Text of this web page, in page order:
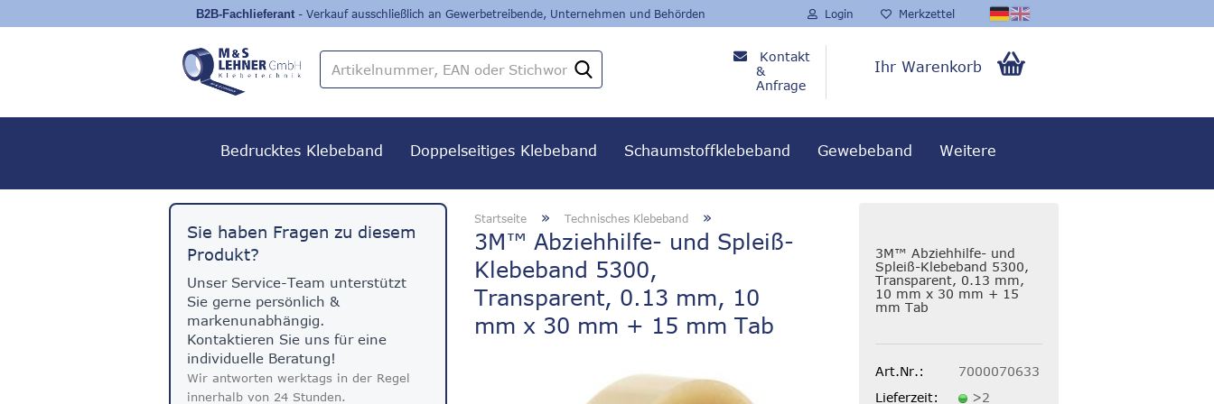
- Verkauf ausschließlich an Gewerbetreibende, Unternehmen und Behörden Login Merkzettel
Artikelnummer,
Stichwort
Kontakt
&
Anfrage
8382 /
80
Ihr Warenkorb
Bedrucktes Klebeband Doppelseitiges Klebeband Schaumstoffklebeband Gewebeband Weitere
Startseite » Technisches Klebeband »
3M™ Abziehhilfe- und Spleiß-
Klebeband 5300,
Transparent, 0.13 mm, 10
mm x 30 mm + 15 mm Tab
3M™ Abziehhilfe- und
Spleiß-Klebeband 5300,
Transparent, 0.13 mm,
10 mm x 30 mm + 15
mm Tab
Art.Nr.:
7000070633
Lieferzeit:
>2
Sie haben Fragen zu diesem
Produkt?
Unser Service-Team unterstützt
Sie gerne persönlich &
markenunabhängig.
Kontaktieren Sie uns für eine
individuelle Beratung!
Wir antworten werktags in der Regel
innerhalb von 24 Stunden.